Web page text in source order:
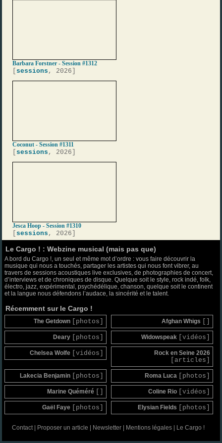
Barbara Forstner - Session #1312
[ sessions , 2026]
Coconut - Session #1311
[ sessions , 2026]
Jesca Hoop - Session #1310
[ sessions , 2026]
Le Cargo ! : Webzine musical (mais pas que)
A bord du Cargo !, un seul et même mot d’ordre : vous faire découvrir la
musique qui nous a touchés, partager les artistes qui nous font vibrer, au
travers de sessions acoustiques live exclusives, de photographies de concert,
d’interviews et de chroniques de disque. Quelque soit le style, rock indé, folk,
électro, jazz, expérimental, psychédélique, chanson, quelque soit le continent
et la langue nous défendons l’audace, la sincérité et le talent.
Récemment sur le Cargo !
The Getdown [photos] Afghan Whigs []
Deary [photos] Widowspeak [vidéos]
Chelsea Wolfe [vidéos] Rock en Seine 2026
[articles]
Lakecia Benjamin [photos] Roma Luca [photos]
Marine Quéméré [] Coline Rio [vidéos]
Gaël Faye [photos] Elysian Fields [photos]
Contact| Proposer un article | Newsletter| Mentions légales| Le Cargo !